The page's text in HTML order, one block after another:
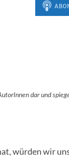
dar und
würden wir